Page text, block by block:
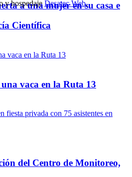
a una mujer en su casa e
Científica
vaca en la Ruta 13
del Centro de Monitoreo,
y hospedajeDesatec Web.